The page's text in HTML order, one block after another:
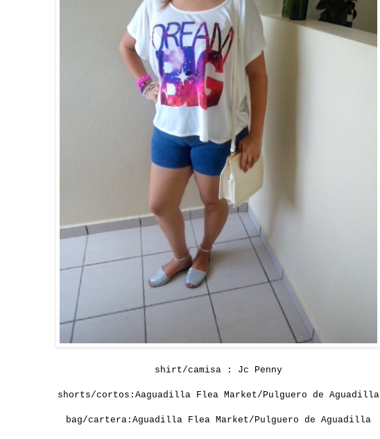
shirt/camisa : Jc Penny
shorts/cortos:Aaguadilla Flea Market/Pulguero de Aguadilla
bag/cartera:Aguadilla Flea Market/Pulguero de Aguadilla